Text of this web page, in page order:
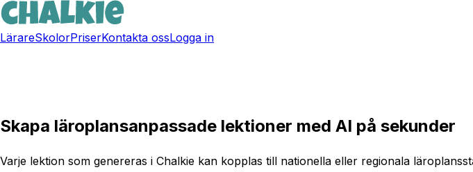
LärareSkolorPriserKontakta ossLogga in
Skapa läroplansanpassade lektioner med AI på sekunder
Varje lektion som genereras i Chalkie kan kopplas till nationella eller regionala